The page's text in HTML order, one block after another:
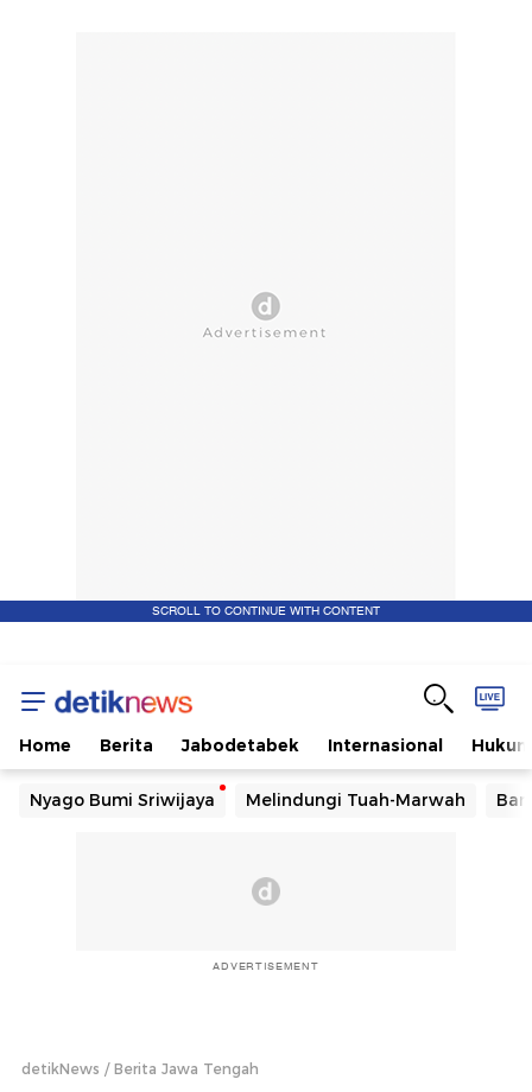
SCROLL TO CONTINUE WITH CONTENT
Home Berita Jabodetabek Internasional Hukum
Nyago Bumi Sriwijaya Melindungi Tuah-Marwah
ADVERTISEMENT
detikNews Berita Jawa Tengah